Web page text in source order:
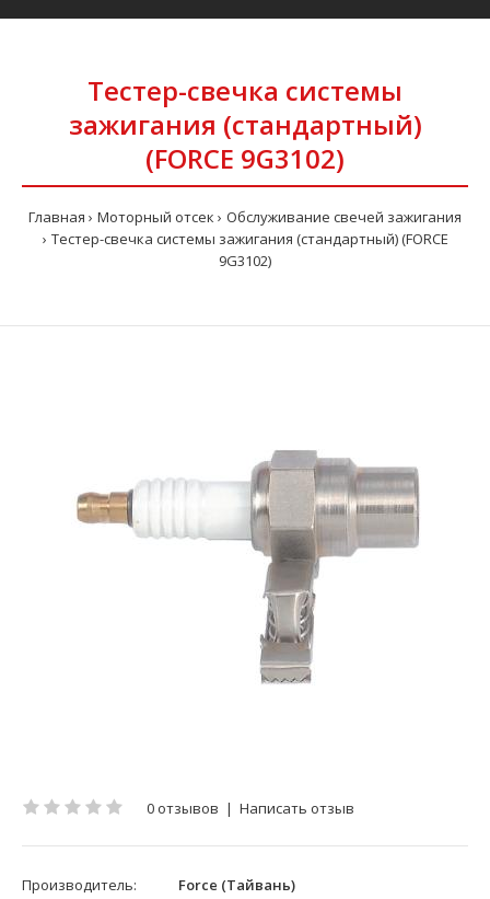
Тестер-свечка системы
зажигания (стандартный)
(FORCE 9G3102)
Главная Моторный отсек
Обслуживание свечей зажигания
Тестер-свечка системы зажигания (стандартный) (FORCE
9G3102)
0 отзывов | Написать отзыв
Производитель:
Force (Тайвань)